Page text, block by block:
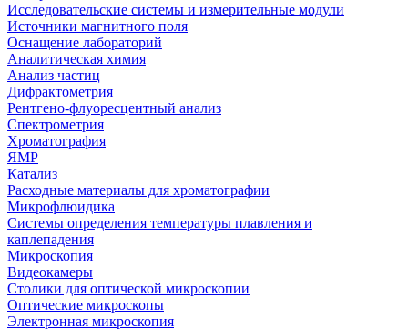
Исследовательские системы и измерительные модули
Источники магнитного поля
Оснащение лабораторий
Аналитическая химия
Анализ частиц
Дифрактометрия
Рентгено-флуоресцентный анализ
Спектрометрия
Хроматография
ЯМР
Катализ
Расходные материалы для хроматографии
Микрофлюидика
Системы определения температуры плавления и
каплепадения
Микроскопия
Видеокамеры
Столики для оптической микроскопии
Оптические микроскопы
Электронная микроскопия